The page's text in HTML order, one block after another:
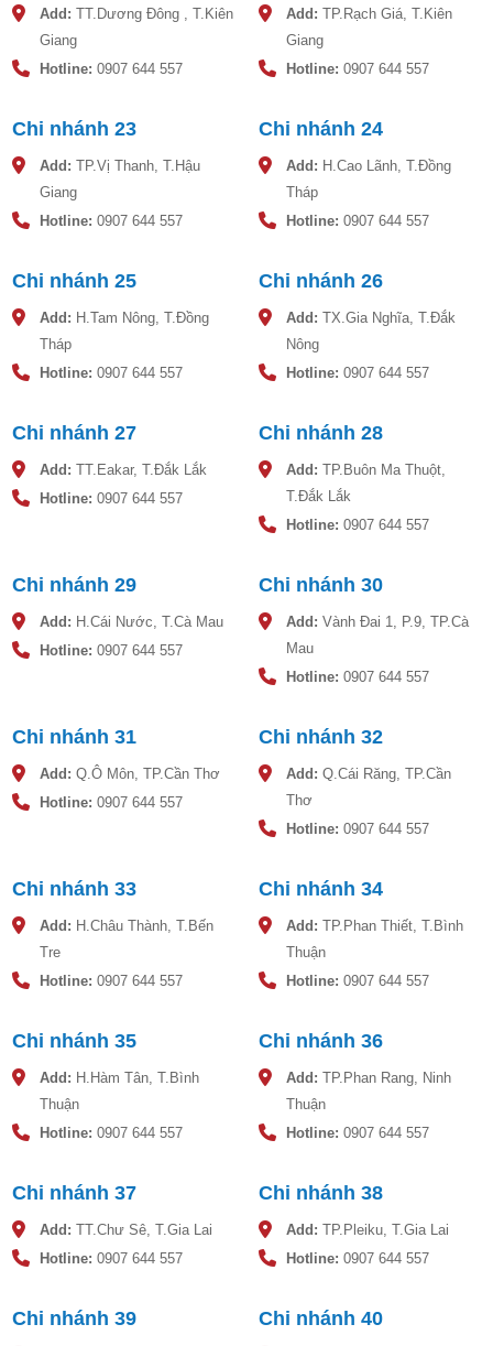
tác hại ảnh hưởng đến môi trường xung quanh
An toàn khi sử dụng: Khi sử dụng sản phẩm, các nguy cơ
cháy nổ, chập điện được loại bỏ hoàn toàn để đảm bảo an
Tiết kiệm điện 100%: Với chi phí trung bình tạo nên nguồn
nước nóng là 10VNĐ/1L khi sử dụng máy năng lượng mặt
sử dụng của khách hàng.
100%.
Máy nước nóng năng lượng mặt trời Toàn Mỹ SOLGO
được sản xuất theo công nghệ Châu Âu. Đặc biệt nguyên
liệu Inox SUS 304/BA và công nghệ phun sơn tĩnh điện nên
vùng có độ PH cao.
Sản phẩm hoạt động theo nguyên tắc là sử dụng nguồn ánh
nắng mặt trời để làm nóng nước cung cấp nguồn nước
nóng sinh hoạt cho gia đình.
nóng bằng điện, tránh được mọi nguy cơ tiềm tàng rò rỉ điện
trong quá trình sử dụng gây nguy hiểm đến người dùng
Bên cạnh đó, sản phẩm sử dụng ruột bình Inox SUS 304
có thể dùng trong mọi môi trường, kể cả môi trường đòi hỏi
Một số lưu ý trước khi lắp đặt máy nước nóng
cần lưu ý một số vấn đề sau:
Vị trí lắp đặt là yếu tố rất quan trọng bởi đây sẽ là nơi cần có
Add: TT.Dương Đông , T.Kiên
Giang
Hotline: 0907 644 557
Add: TP.Rạch Giá, T.Kiên
Giang
Hotline: 0907 644 557
Chi nhánh 23
Add: TP.Vị Thanh, T.Hậu
Giang
Hotline: 0907 644 557
Chi nhánh 24
Add: H.Cao Lãnh, T.Đồng
Tháp
Hotline: 0907 644 557
Chi nhánh 25
Add: H.Tam Nông, T.Đồng
Tháp
Hotline: 0907 644 557
Chi nhánh 26
Add: TX.Gia Nghĩa, T.Đắk
Nông
Hotline: 0907 644 557
Chi nhánh 27
Add: TT.Eakar, T.Đắk Lắk
Hotline: 0907 644 557
Chi nhánh 28
Add: TP.Buôn Ma Thuột,
T.Đắk Lắk
Hotline: 0907 644 557
Chi nhánh 29
Add: H.Cái Nước, T.Cà Mau
Hotline: 0907 644 557
Chi nhánh 30
Add: Vành Đai 1, P.9, TP.Cà
Mau
Hotline: 0907 644 557
Chi nhánh 31
Add: Q.Ô Môn, TP.Cần Thơ
Hotline: 0907 644 557
Chi nhánh 32
Add: Q.Cái Răng, TP.Cần
Thơ
Hotline: 0907 644 557
Chi nhánh 33
Add: H.Châu Thành, T.Bến
Tre
Hotline: 0907 644 557
Chi nhánh 34
Add: TP.Phan Thiết, T.Bình
Thuận
Hotline: 0907 644 557
Chi nhánh 35
Add: H.Hàm Tân, T.Bình
Thuận
Hotline: 0907 644 557
Chi nhánh 36
Add: TP.Phan Rang, Ninh
Thuận
Hotline: 0907 644 557
Chi nhánh 37
Add: TT.Chư Sê, T.Gia Lai
Hotline: 0907 644 557
Chi nhánh 38
Add: TP.Pleiku, T.Gia Lai
Hotline: 0907 644 557
Chi nhánh 39 Chi nhánh 40